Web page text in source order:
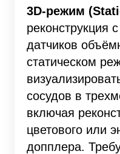
3D-режим
реконструкция
датчиков
статическом
сосудов в
включая
цветового или
допплера.